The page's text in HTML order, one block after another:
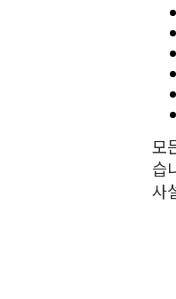
모
습
사